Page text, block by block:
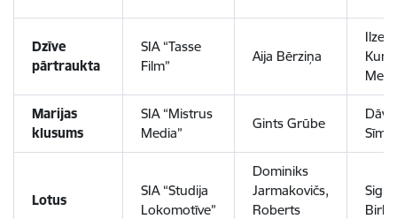
Dzīve
pārtraukta
SIA “Tasse
Film”
Aija Bērziņa
Ilze
Marijas
klusums
SIA “Mistrus
Media”
Gints Grūbe
Dāvis
Lotus
SIA “Studija
Lokomotīve”
Dominiks
Jarmakovičs,
Roberts
Signe